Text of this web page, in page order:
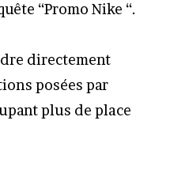
“Promo Nike “.
directement
posées par
plus de place